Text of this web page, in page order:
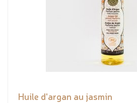
Huile d'argan au jasmin